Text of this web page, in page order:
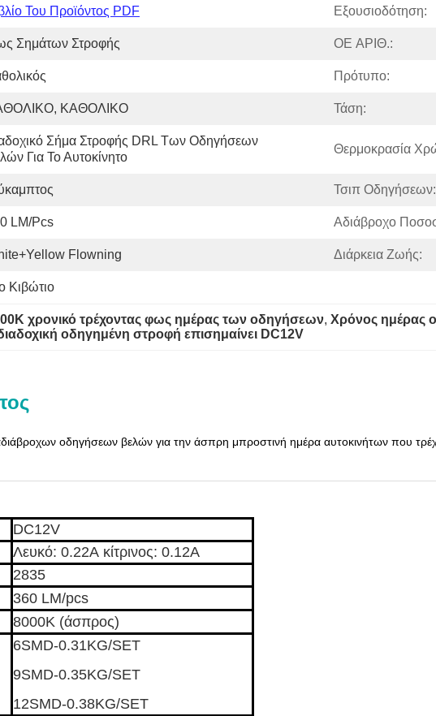
Του Προϊόντος PDF Εξουσιοδότηση:
Σημάτων Στροφής OE ΑΡΙΘ.:
Πρότυπο:
ΚΑΘΟΛΙΚΟ Τάση:
Σήμα Στροφής DRL Των Οδηγήσεων
Για Το Αυτοκίνητο
Θερμοκρασία
Τσιπ Οδηγήσεων:
LM/pcs Αδιάβροχο
Flowning Διάρκεια Ζωής:
Κιβώτιο
χρονικό τρέχοντας φως ημέρας των οδηγήσεων, Χρόνος ημέρας
οδηγημένη στροφή επισημαίνει DC12V
οδηγήσεων βελών για την άσπρη μπροστινή ημέρα αυτοκινήτων που
DC12V
Λευκό: 0.22A κίτρινος: 0.12A
2835
360 LM/pcs
8000K (άσπρος)
6SMD-0.31KG/SET
9SMD-0.35KG/SET
12SMD-0.38KG/SET